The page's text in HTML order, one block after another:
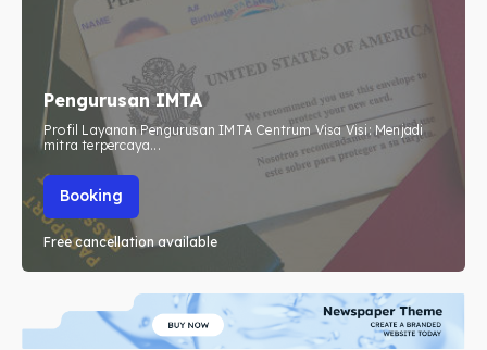
Pengurusan IMTA
Profil Layanan Pengurusan IMTA Centrum Visa Visi: Menjadi
mitra terpercaya...
Booking
Free cancellation available